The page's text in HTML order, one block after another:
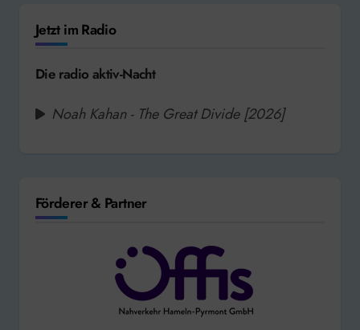
Jetzt im Radio
Die radio aktiv-Nacht
Noah Kahan - The Great Divide [2026]
Förderer & Partner